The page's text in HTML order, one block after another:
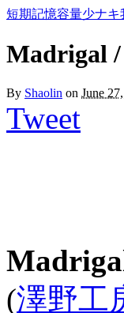
短期記憶容量少ナ
Madrigal
By Shaolin on June
Tweet
(澤野工